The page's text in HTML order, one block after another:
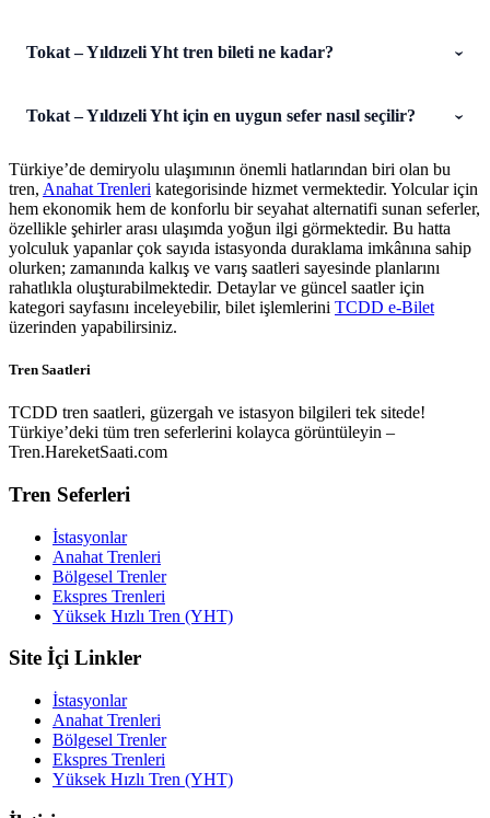
Tokat – Yıldızeli Yht tren bileti ne kadar?
Tokat – Yıldızeli Yht için en uygun sefer nasıl seçilir?
Türkiye’de demiryolu ulaşımının önemli hatlarından biri olan bu
tren, Anahat Trenleri kategorisinde hizmet vermektedir. Yolcular için
hem ekonomik hem de konforlu bir seyahat alternatifi sunan seferler,
özellikle şehirler arası ulaşımda yoğun ilgi görmektedir. Bu hatta
yolculuk yapanlar çok sayıda istasyonda duraklama imkânına sahip
olurken; zamanında kalkış ve varış saatleri sayesinde planlarını
rahatlıkla oluşturabilmektedir. Detaylar ve güncel saatler için
kategori sayfasını inceleyebilir, bilet işlemlerini TCDD e-Bilet
üzerinden yapabilirsiniz.
Tren Saatleri
TCDD tren saatleri, güzergah ve istasyon bilgileri tek sitede!
Türkiye’deki tüm tren seferlerini kolayca görüntüleyin –
Tren.HareketSaati.com
Tren Seferleri
İstasyonlar
Anahat Trenleri
Bölgesel Trenler
Ekspres Trenleri
Yüksek Hızlı Tren (YHT)
Site İçi Linkler
İstasyonlar
Anahat Trenleri
Bölgesel Trenler
Ekspres Trenleri
Yüksek Hızlı Tren (YHT)